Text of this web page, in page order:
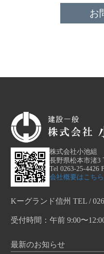
お
株式会社小池組
長野県松本市渚3
Tel 0263-25-4426
会社概要はこち
Kーグランド信州 TEL /
受付時間：午前 9:00〜
最新のお知らせ